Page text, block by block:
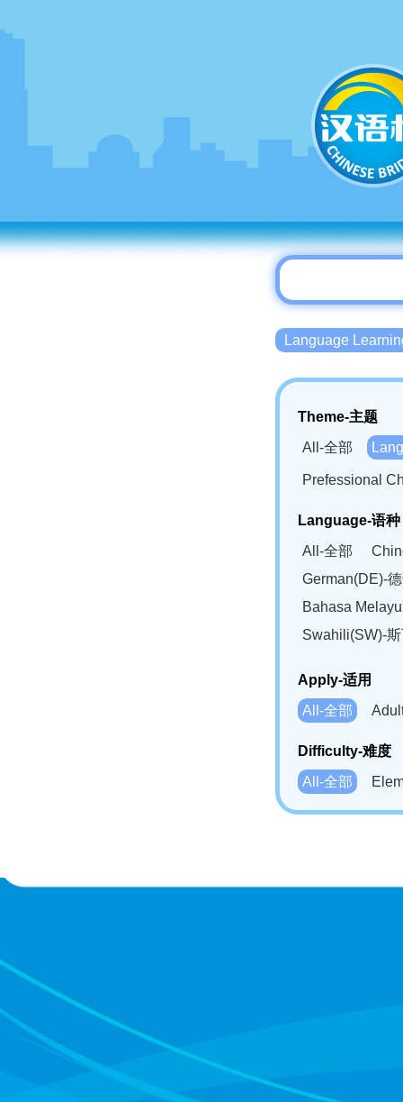
Language
Theme-主题
All-全部
Prefessional
Language-语种
All-全部
German(DE)-
Bahasa
Swahili(SW)-
Apply-适用
All-全部
Difficulty-难度
All-全部